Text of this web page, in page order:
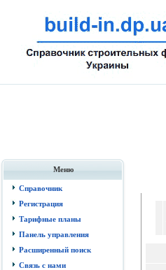
Меню
Справочник
Регистрация
Тарифные планы
Панель управления
Расширенный поиск
Связь с нами